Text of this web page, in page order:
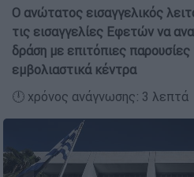
Ο ανώτατος εισαγγελικός
τις εισαγγελίες Εφετών να
δράση με επιτόπιες
εμβολιαστικά κέντρα
🕛 χρόνος ανάγνωσης: 3